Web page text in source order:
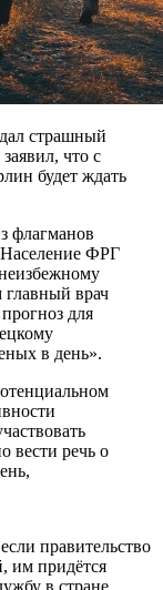
страшный
что с
будет ждать
флагманов
Население ФРГ
врач
для
в день».
вести речь о
правительство
им придётся
в стране.